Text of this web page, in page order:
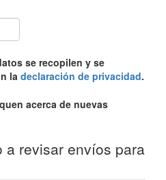
la declaración de privacidad.
a revisar envíos para